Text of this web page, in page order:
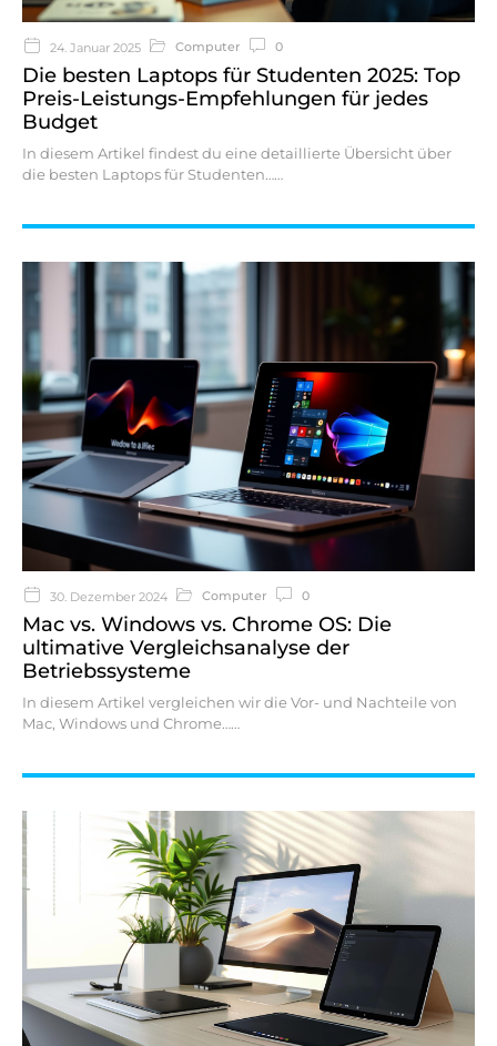
24. Januar 2025 Computer 0
Die besten Laptops für Studenten 2025: Top
Preis-Leistungs-Empfehlungen für jedes
Budget
In diesem Artikel findest du eine detaillierte Übersicht über
die besten Laptops für Studenten…
30. Dezember 2024 Computer 0
Mac vs. Windows vs. Chrome OS: Die
ultimative Vergleichsanalyse der
Betriebssysteme
In diesem Artikel vergleichen wir die Vor- und Nachteile von
Mac, Windows und Chrome…